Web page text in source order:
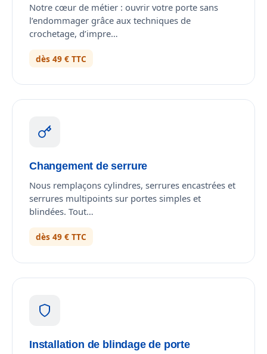
Notre cœur de métier : ouvrir votre porte sans
l’endommager grâce aux techniques de
crochetage, d’impre…
dès 49 € TTC
Changement de serrure
Nous remplaçons cylindres, serrures encastrées et
serrures multipoints sur portes simples et
blindées. Tout…
dès 49 € TTC
Installation de blindage de porte